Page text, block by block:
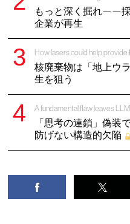
もっと深く掘れ——
企業が再生
How lasers could help provide
核廃棄物は「地上ウ
生を狙う
A fundamental flaw leaves
「思考の連鎖」偽装
防げない構造的欠陥